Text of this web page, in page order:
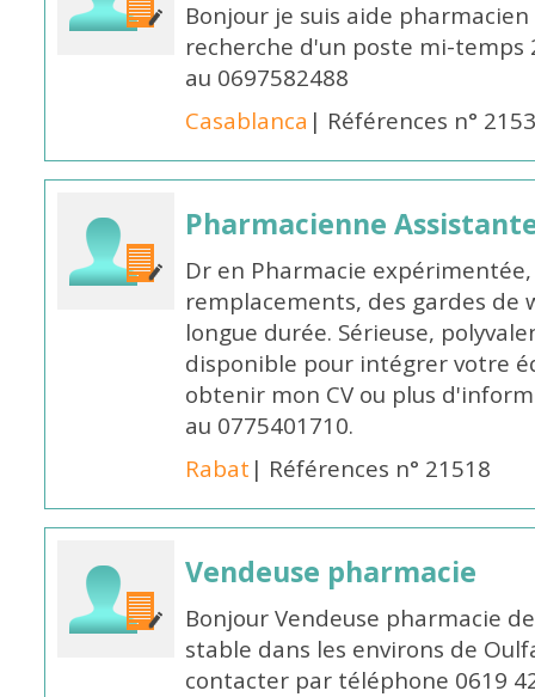
Bonjour je suis aide
recherche d'un poste mi-temps
au 0697582488
Casablanca | Références n°
Pharmacienne
Dr en Pharmacie
remplacements, des gardes de
longue durée. Sérieuse,
disponible pour intégrer votre
obtenir mon CV ou plus
au 0775401710.
Rabat | Références n° 21518
Vendeuse pharmacie
Bonjour Vendeuse pharmacie
stable dans les environs de
contacter par téléphone 0619